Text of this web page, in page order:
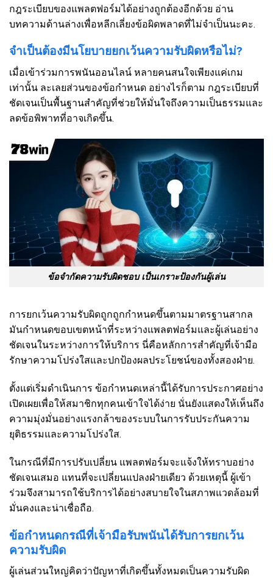
กฎระเบียบของแพลตฟอร์มได้อย่างถูกต้องอีกด้วย อ่าน
บทความด้านล่างเพื่อหลีกเลี่ยงข้อผิดพลาดที่ไม่จำเป็นนะคะ.
จำเป็นต้องมีนโยบายยกเว้นความรับผิดหรือไม่?
เมื่อเข้าร่วมการพนันออนไลน์ หลายคนสนใจเพียงแค่เกม
เท่านั้น ละเลยส่วนของข้อกำหนด อย่างไรก็ตาม กฎระเบียบที่
ชัดเจนเป็นพื้นฐานสำคัญที่ช่วยให้มั่นใจถึงความเป็นธรรมและ
ลดข้อพิพาทที่อาจเกิดขึ้น.
ข้อจำกัดความรับผิดชอบ เป็นเกราะป้องกันผู้เล่น
การยกเว้นความรับผิดถูกถูกกำหนดขึ้นตามมาตรฐานสากล
มันกำหนดขอบเขตหน้าที่ระหว่างแพลตฟอร์มและผู้เล่นอย่าง
ชัดเจนในระหว่างการให้บริการ นี่คือหลักการสำคัญที่เจ้ามือ
รักษาความโปร่งใสและปกป้องผลประโยชน์ของทั้งสองฝ่าย.
ตั้งแต่เริ่มดำเนินการ ข้อกำหนดเหล่านี้ได้รับการประกาศอย่าง
เปิดเผยเพื่อให้สมาชิกทุกคนเข้าใจได้ง่าย นั่นยังแสดงให้เห็นถึง
ความมุ่งมั่นอย่างแรงกล้าของระบบในการรับประกันความ
ยุติธรรมและความโปร่งใส.
ในกรณีที่มีการปรับเปลี่ยน แพลตฟอร์มจะแจ้งให้ทราบอย่าง
ชัดเจนเสมอ แทนที่จะเปลี่ยนแปลงฝ่ายเดียว ด้วยเหตุนี้ ผู้เข้า
ร่วมจึงสามารถใช้บริการได้อย่างสบายใจในสภาพแวดล้อมที่
มั่นคงและน่าเชื่อถือ.
ข้อกำหนดกรณีที่เจ้ามือรับพนันได้รับการยกเว้น
ความรับผิด
ผู้เล่นส่วนใหญ่คิดว่าปัญหาที่เกิดขึ้นทั้งหมดเป็นความรับผิด